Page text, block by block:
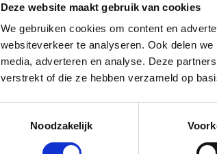
Deze website maakt gebruik van cookies
We gebruiken cookies om content en
websiteverkeer te analyseren. Ook delen
media, adverteren en analyse. Deze
verstrekt of die ze hebben verzameld op
Noodzakelijk
Niet op voorraad
€2,95
Vergelijk